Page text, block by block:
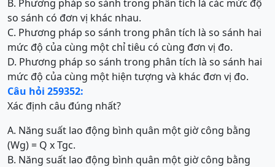
B. Phương pháp so sánh trong phân tích là các mức độ
so sánh có đơn vị khác nhau.
C. Phương pháp so sánh trong phân tích là so sánh hai
mức độ của cùng một chỉ tiêu có cùng đơn vị đo.
D. Phương pháp so sánh trong phân tích là so sánh hai
mức độ của cùng một hiện tượng và khác đơn vị đo.
Câu hỏi 259352:
Xác định câu đúng nhất?
A. Năng suất lao động bình quân một giờ công bằng
(Wg) = Q x Tgc.
B. Năng suất lao động bình quân một giờ công bằng